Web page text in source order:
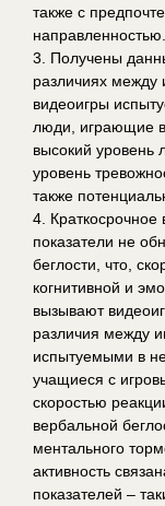
также с
направленностью.
3. Получены
различиях
видеоигры
люди, играющие
высокий уровень
уровень
также
4. Краткосрочное
показатели не
беглости, что,
когнитивной и
вызывают
различия между
испытуемыми в
учащиеся с
скоростью
вербальной
ментального
активность
показателей –